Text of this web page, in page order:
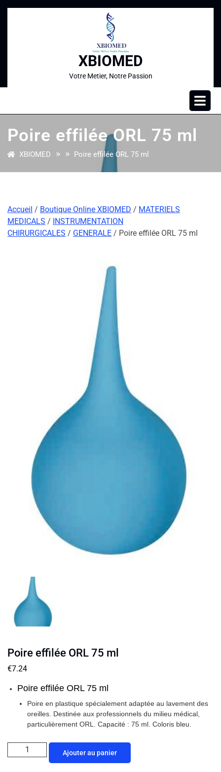
XBIOMED
Votre Metier, Notre Passion
Poire effilée ORL 75 ml
XBIOMED » » Poire effilée ORL 75 ml
Accueil / Boutique Online XBIOMED / MATERIELS
MEDICALS / INSTRUMENTATION
CHIRURGICALES / GENERALE / Poire effilée ORL 75 ml
Poire effilée ORL 75 ml
€7.24
Poire effilée ORL 75 ml
Poire en plastique spécialement adaptée au lavement des
oreilles. Destinée aux professionnels du milieu médical,
particulièrement ORL. Capacité : 75 ml. Coloris bleu.
Ajouter au panier